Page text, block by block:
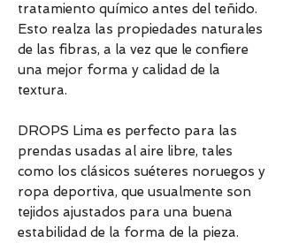
tratamiento químico antes del teñido.
Esto realza las propiedades naturales
de las fibras, a la vez que le confiere
una mejor forma y calidad de la
textura.
DROPS Lima es perfecto para las
prendas usadas al aire libre, tales
como los clásicos suéteres noruegos y
ropa deportiva, que usualmente son
tejidos ajustados para una buena
estabilidad de la forma de la pieza.